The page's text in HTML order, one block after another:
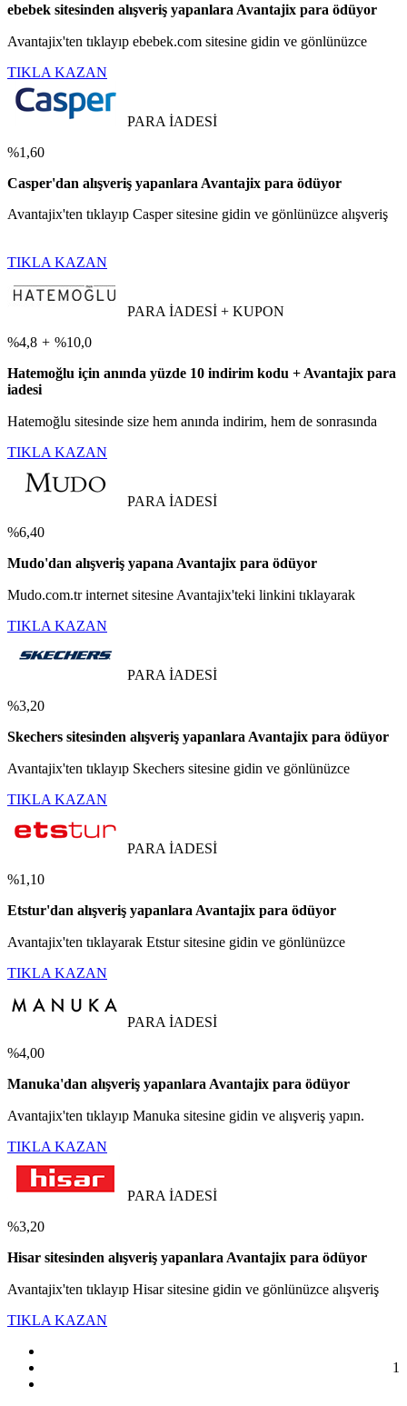
ebebek sitesinden alışveriş yapanlara Avantajix para ödüyor
Avantajix'ten tıklayıp ebebek.com sitesine gidin ve gönlünüzce
TIKLA KAZAN
PARA İADESİ
%1,60
Casper'dan alışveriş yapanlara Avantajix para ödüyor
Avantajix'ten tıklayıp Casper sitesine gidin ve gönlünüzce alışveriş
TIKLA KAZAN
PARA İADESİ + KUPON
%4,8 + %10,0
Hatemoğlu için anında yüzde 10 indirim kodu + Avantajix para
iadesi
Hatemoğlu sitesinde size hem anında indirim, hem de sonrasında
TIKLA KAZAN
PARA İADESİ
%6,40
Mudo'dan alışveriş yapana Avantajix para ödüyor
Mudo.com.tr internet sitesine Avantajix'teki linkini tıklayarak
TIKLA KAZAN
PARA İADESİ
%3,20
Skechers sitesinden alışveriş yapanlara Avantajix para ödüyor
Avantajix'ten tıklayıp Skechers sitesine gidin ve gönlünüzce
TIKLA KAZAN
PARA İADESİ
%1,10
Etstur'dan alışveriş yapanlara Avantajix para ödüyor
Avantajix'ten tıklayarak Etstur sitesine gidin ve gönlünüzce
TIKLA KAZAN
PARA İADESİ
%4,00
Manuka'dan alışveriş yapanlara Avantajix para ödüyor
Avantajix'ten tıklayıp Manuka sitesine gidin ve alışveriş yapın.
TIKLA KAZAN
PARA İADESİ
%3,20
Hisar sitesinden alışveriş yapanlara Avantajix para ödüyor
Avantajix'ten tıklayıp Hisar sitesine gidin ve gönlünüzce alışveriş
TIKLA KAZAN
1